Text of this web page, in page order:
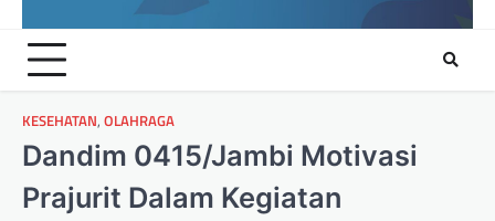
KESEHATAN, OLAHRAGA
Dandim 0415/Jambi Motivasi
Prajurit Dalam Kegiatan